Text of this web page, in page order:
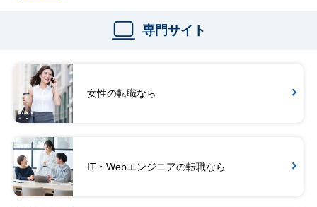
専門サイト
女性の転職なら
IT・Webエンジニアの転職なら